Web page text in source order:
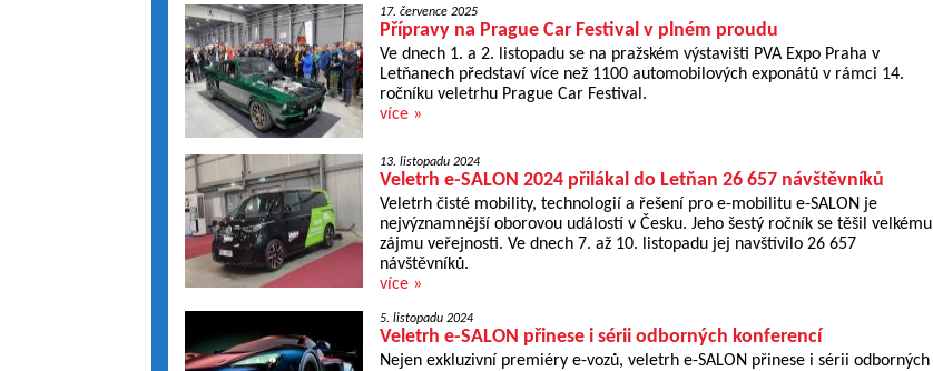
17. července 2025
Přípravy na Prague Car Festival v plném proudu
Ve dnech 1. a 2. listopadu se na pražském výstavišti PVA Expo Praha v
Letňanech představí více než 1100 automobilových exponátů v rámci 14.
ročníku veletrhu Prague Car Festival.
více »
13. listopadu 2024
Veletrh e-SALON 2024 přilákal do Letňan 26 657 návštěvníků
Veletrh čisté mobility, technologií a řešení pro e-mobilitu e-SALON je
nejvýznamnější oborovou událostí v Česku. Jeho šestý ročník se těšil velkému
zájmu veřejnosti. Ve dnech 7. až 10. listopadu jej navštívilo 26 657
návštěvníků.
více »
5. listopadu 2024
Veletrh e-SALON přinese i sérii odborných konferencí
Nejen exkluzivní premiéry e-vozů, veletrh e-SALON přinese i sérii odborných